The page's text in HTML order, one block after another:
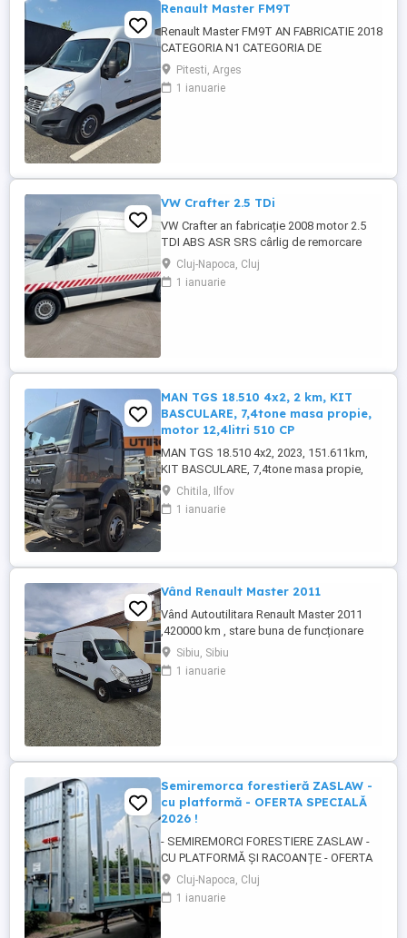
Renault Master FM9T
Renault Master FM9T AN FABRICATIE 2018
CATEGORIA N1 CATEGORIA DE
FOLOSINTA AUTOUTILITARA N1
CAROSERIE BB FURGON PUTERE KW 96
TIP COMBUSTIBIL MOTORINA NORMA DE
Pitesti, Arges
1 ianuarie
VW Crafter 2.5 TDi
VW Crafter an fabricație 2008 motor 2.5
TDI ABS ASR SRS cârlig de remorcare
Cluj-Napoca, Cluj
1 ianuarie
MAN TGS 18.510 4x2, 2 km, KIT
BASCULARE, 7,4tone masa propie,
motor 12,4litri 510 CP
MAN TGS 18.510 4x2, 2023, 151.611km,
KIT BASCULARE, 7,4tone masa propie,
motor 12,4litri 510 CP
Chitila, Ilfov
1 ianuarie
Vând Renault Master 2011
Vând Autoutilitara Renault Master 2011
,420000 km , stare buna de funcționare
,arcuri duble pe spate.VT iunie
2027.Asigurarea expira în 12.08.2026
Sibiu, Sibiu
1 ianuarie
Semiremorca forestieră ZASLAW -
cu platformă - OFERTA SPECIALĂ
2026 !
- SEMIREMORCI FORESTIERE ZASLAW -
CU PLATFORMĂ ȘI RACOANȚE - OFERTA
SPECIALĂ 2026 !! - VEHICULE NOI ( 2025 ) -
VEHICULE PE STOC SAU ÎN FABRICAȚIE
ZASLAW !! DESCRIERE: - Semiremorci
Cluj-Napoca, Cluj
1 ianuarie